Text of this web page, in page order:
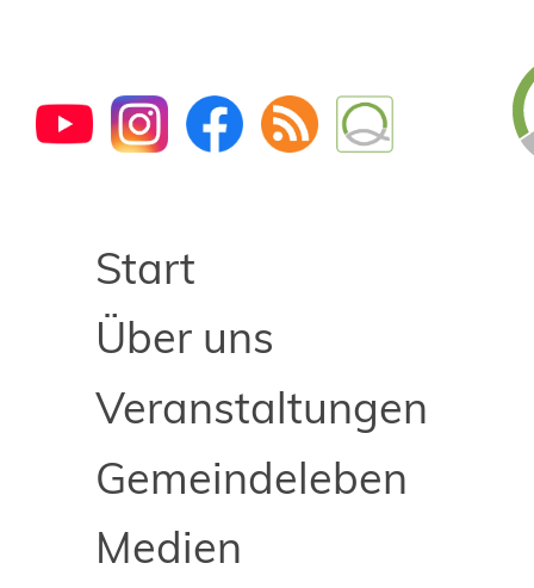
Start
Über uns
Veranstaltungen
Gemeindeleben
Medien